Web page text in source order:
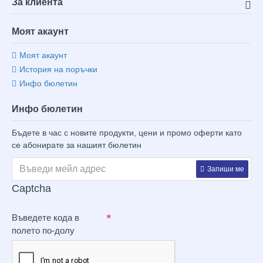
За клиента
Моят акаунт
Моят акаунт
История на поръчки
Инфо бюлетин
Инфо бюлетин
Бъдете в час с новите продукти, цени и промо оферти като
се абонирате за нашият бюлетин
Запиши ме
Captcha
Въведете кода в
полето по-долу